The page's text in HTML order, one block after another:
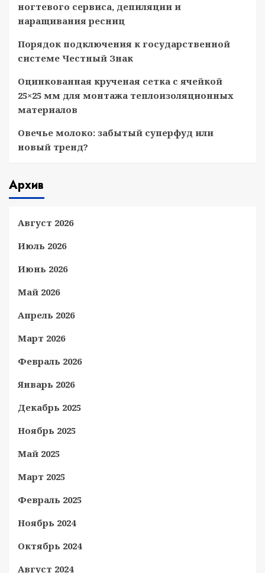
ногтевого сервиса, депиляции и
наращивания ресниц
Порядок подключения к государственной
системе Честный Знак
Оцинкованная крученая сетка с ячейкой
25×25 мм для монтажа теплоизоляционных
материалов
Овечье молоко: забытый суперфуд или
новый тренд?
Архив
Август 2026
Июль 2026
Июнь 2026
Май 2026
Апрель 2026
Март 2026
Февраль 2026
Январь 2026
Декабрь 2025
Ноябрь 2025
Май 2025
Март 2025
Февраль 2025
Ноябрь 2024
Октябрь 2024
Август 2024